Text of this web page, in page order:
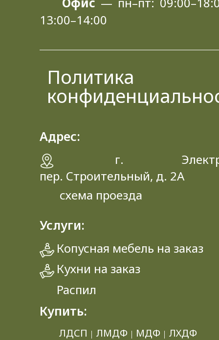
13:00–14:00
Политика
Адрес:
г.
пер. Строительный, д. 2A
схема проезда
Услуги:
Копусная мебель на заказ
Кухни на заказ
Распил
Купить:
ЛДСП | ЛМДФ | МДФ | ЛХДФ